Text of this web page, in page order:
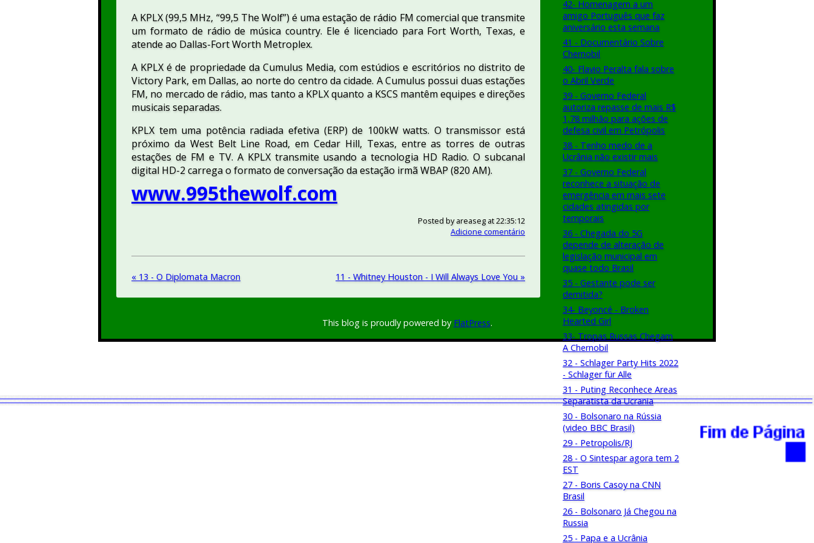
A KPLX (99,5 MHz, “99,5 The Wolf”) é uma estação de rádio FM comercial que transmite
um formato de rádio de música country. Ele é licenciado para Fort Worth, Texas, e
atende ao Dallas-Fort Worth Metroplex.
A KPLX é de propriedade da Cumulus Media, com estúdios e escritórios no distrito de
Victory Park, em Dallas, ao norte do centro da cidade. A Cumulus possui duas estações
FM, no mercado de rádio, mas tanto a KPLX quanto a KSCS mantêm equipes e direções
musicais separadas.
KPLX tem uma potência radiada efetiva (ERP) de 100kW watts. O transmissor está
próximo da West Belt Line Road, em Cedar Hill, Texas, entre as torres de outras
estações de FM e TV. A KPLX transmite usando a tecnologia HD Radio. O subcanal
digital HD-2 carrega o formato de conversação da estação irmã WBAP (820 AM).
www.995thewolf.com
Posted byareaseg at 22:35:12
Adicione comentário
11 - Whitney Houston - I Will Always Love You »
« 13 - O Diplomata Macron
42- Homenagem a um
amigo Português que faz
aniversário esta semana
41 - Documentário Sobre
Chernobil
40- Flavio Peralta fala sobre
o Abril Verde
39 - Governo Federal
autoriza repasse de mais R$
1,78 milhão para ações de
defesa civil em Petrópolis
38 - Tenho medo de a
Ucrânia não existir mais
37 - Governo Federal
reconhece a situação de
emergência em mais sete
cidades atingidas por
temporais
36 - Chegada do 5G
depende de alteração de
legislação municipal em
quase todo Brasil
35 - Gestante pode ser
demitida?
34- Beyoncé - Broken
Hearted Girl
33- Tropas Russas Chegam
A Chernobil
32 - Schlager Party Hits 2022
- Schlager für Alle
31 - Puting Reconhece Areas
Separatista da Ucrania
30 - Bolsonaro na Rússia
(video BBC Brasil)
29 - Petropolis/RJ
28 - O Sintespar agora tem 2
EST
27 - Boris Casoy na CNN
Brasil
26 - Bolsonaro Já Chegou na
Russia
25 - Papa e a Ucrânia
This blog is proudly powered by FlatPress.